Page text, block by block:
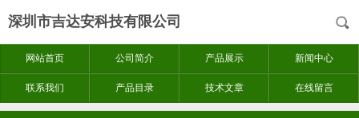
深圳市吉达安科技有限公司
网站首页 公司简介 产品展示 新闻中心
联系我们 产品目录 技术文章 在线留言